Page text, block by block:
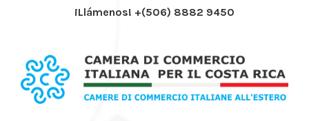
¡Llámenos! +(506) 8882 9450